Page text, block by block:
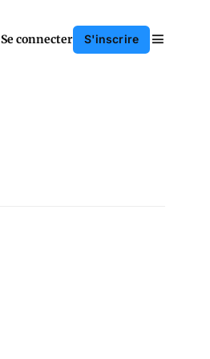
Se connecter S'inscrire